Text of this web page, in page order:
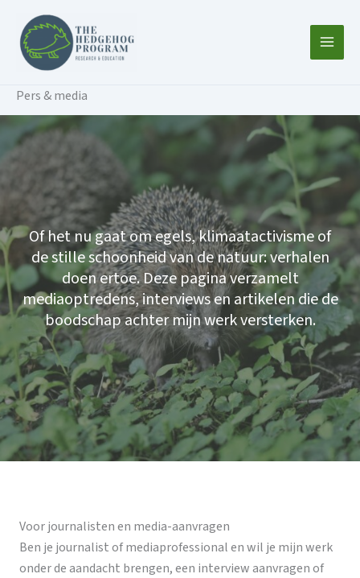
naar
inhoud
Pers & media
Of het nu gaat om egels, klimaatactivisme of
de stille schoonheid van de natuur: verhalen
doen ertoe. Deze pagina verzamelt
mediaoptredens, interviews en artikelen die de
boodschap achter mijn werk versterken.
Voor journalisten en media-aanvragen
Ben je journalist of mediaprofessional en wil je mijn werk
onder de aandacht brengen, een interview aanvragen of